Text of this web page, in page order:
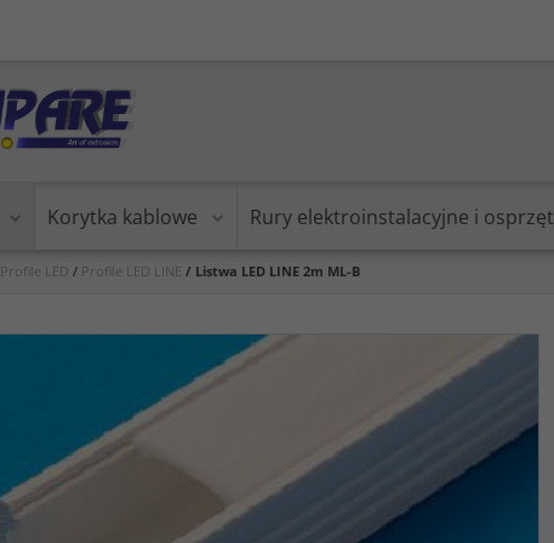
Korytka kablowe Rury elektroinstalacyjne i osprzęt
Profile LED / Profile LED LINE / Listwa LED LINE 2m ML-B